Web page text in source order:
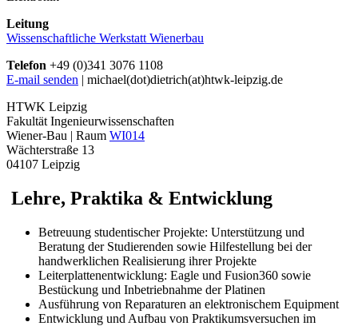
Leitung
Wissenschaftliche Werkstatt Wienerbau
Telefon +49 (0)341 3076 1108
E-mail senden | michael(dot)dietrich(at)htwk-leipzig.de
HTWK Leipzig
Fakultät Ingenieurwissenschaften
Wiener-Bau | Raum WI014
Wächterstraße 13
04107 Leipzig
Lehre, Praktika & Entwicklung
Betreuung studentischer Projekte: Unterstützung und
Beratung der Studierenden sowie Hilfestellung bei der
handwerklichen Realisierung ihrer Projekte
Leiterplattenentwicklung: Eagle und Fusion360 sowie
Bestückung und Inbetriebnahme der Platinen
Ausführung von Reparaturen an elektronischem Equipment
Entwicklung und Aufbau von Praktikumsversuchen im